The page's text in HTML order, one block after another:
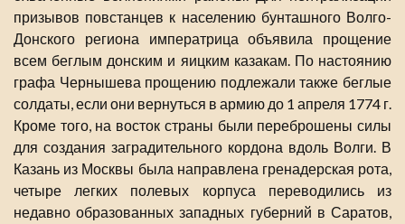
призывов повстанцев к населению бунташного Волго-
Донского региона императрица объявила прощение
всем беглым донским и яицким казакам. По настоянию
графа Чернышева прощению подлежали также беглые
солдаты, если они вернуться в армию до 1 апреля 1774 г.
Кроме того, на восток страны были переброшены силы
для создания заградительного кордона вдоль Волги. В
Казань из Москвы была направлена гренадерская рота,
четыре легких полевых корпуса переводились из
недавно образованных западных губерний в Саратов,